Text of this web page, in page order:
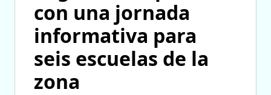
con una jornada
informativa para
seis escuelas de la
zona